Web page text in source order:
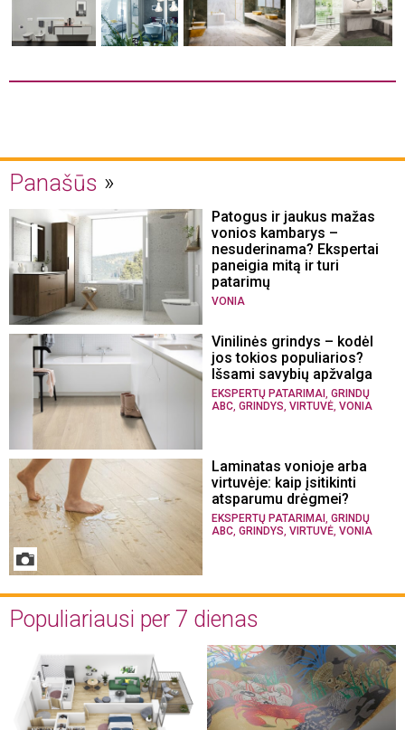
Panašūs
Patogus ir jaukus mažas
vonios kambarys –
nesuderinama? Ekspertai
paneigia mitą ir turi
patarimų
VONIA
Vinilinės grindys – kodėl
jos tokios populiarios?
Išsami savybių apžvalga
EKSPERTŲ PATARIMAI
GRINDŲ
ABC GRINDYS VIRTUVĖ VONIA
Laminatas vonioje arba
virtuvėje: kaip įsitikinti
atsparumu drėgmei?
EKSPERTŲ PATARIMAI , GRINDŲ
ABC, GRINDYS, VIRTUVĖ, VONIA
Populiariausi per 7 dienas